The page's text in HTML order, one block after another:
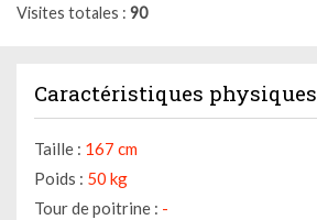
Visites totales 90
Caractéristiques physiques
Taille : 167 cm
Poids : 50 kg
Tour de poitrine : -